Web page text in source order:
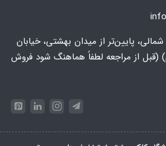
پایین‌تر از میدان بهشتی، خیابان
(قبل از مراجعه لطفاً هماهنگ شود فروش